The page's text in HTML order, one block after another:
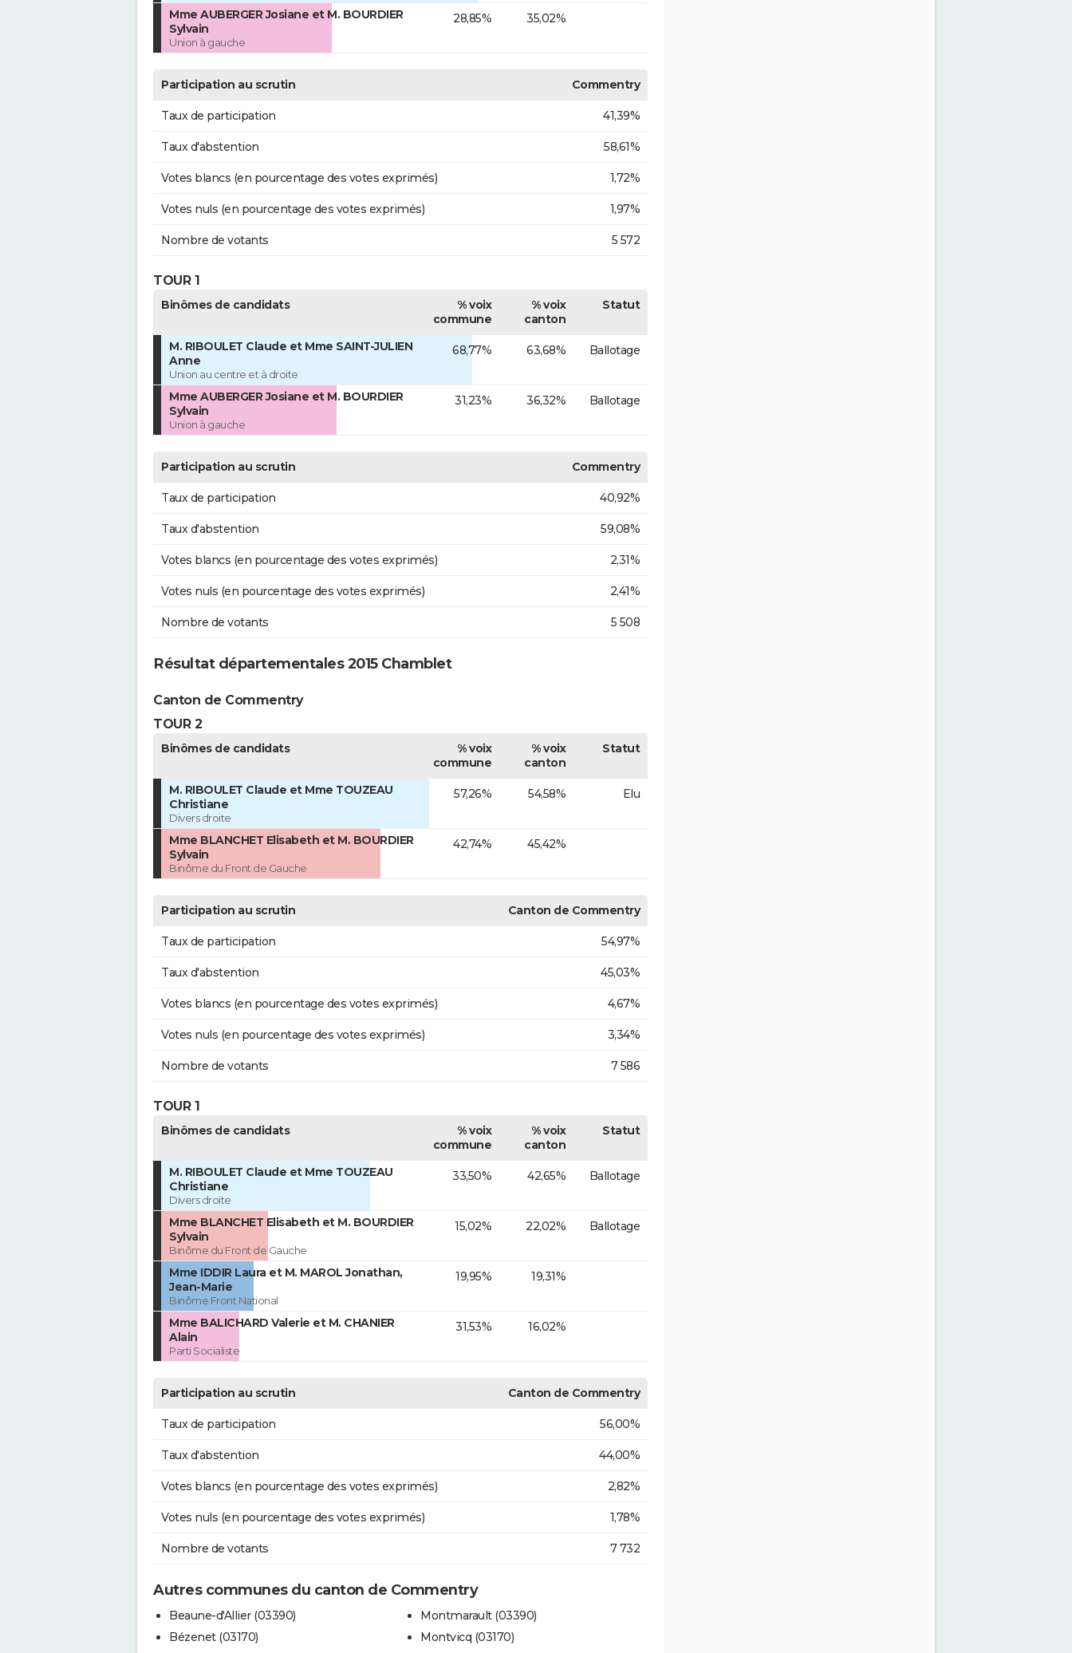
Mme AUBERGER Josiane et M. BOURDIER
Sylvain
Union à gauche
28,85% 35,02%
Participation au scrutin Commentry
Taux de participation 41,39%
Taux d'abstention 58,61%
Votes blancs (en pourcentage des votes exprimés) 1,72%
Votes nuls (en pourcentage des votes exprimés) 1,97%
Nombre de votants 5 572
TOUR 1
Binômes de candidats
% voix
commune
% voix
canton
Statut
M. RIBOULET Claude et Mme SAINT-JULIEN
Anne
Union au centre et à droite
68,77% 63,68% Ballotage
Mme AUBERGER Josiane et M. BOURDIER
Sylvain
Union à gauche
31,23% 36,32% Ballotage
Participation au scrutin Commentry
Taux de participation 40,92%
Taux d'abstention 59,08%
Votes blancs (en pourcentage des votes exprimés) 2,31%
Votes nuls (en pourcentage des votes exprimés) 2,41%
Nombre de votants 5 508
Résultat départementales 2015 Chamblet
Canton de Commentry
TOUR 2
Binômes de candidats
% voix
commune
% voix
canton
Statut
M. RIBOULET Claude et Mme TOUZEAU
Christiane
Divers droite
57,26% 54,58% Elu
Mme BLANCHET Elisabeth et M. BOURDIER
Sylvain
Binôme du Front de Gauche
42,74% 45,42%
Participation au scrutin Canton de Commentry
Taux de participation 54,97%
Taux d'abstention 45,03%
Votes blancs (en pourcentage des votes exprimés) 4,67%
Votes nuls (en pourcentage des votes exprimés) 3,34%
Nombre de votants 7 586
TOUR 1
Binômes de candidats
% voix
commune
% voix
canton
Statut
M. RIBOULET Claude et Mme TOUZEAU
Christiane
Divers droite
33,50% 42,65% Ballotage
Mme BLANCHET Elisabeth et M. BOURDIER
Sylvain
Binôme du Front de Gauche
15,02% 22,02% Ballotage
Mme IDDIR Laura et M. MAROL Jonathan,
Jean-Marie
Binôme Front National
19,95% 19,31%
Mme BALICHARD Valerie et M. CHANIER
Alain
Parti Socialiste
31,53% 16,02%
Participation au scrutin Canton de Commentry
Taux de participation 56,00%
Taux d'abstention 44,00%
Votes blancs (en pourcentage des votes exprimés) 2,82%
Votes nuls (en pourcentage des votes exprimés) 1,78%
Nombre de votants 7 732
Autres communes du canton de Commentry
Beaune-d'Allier (03390)
Bézenet (03170)
Montmarault (03390)
Montvicq (03170)